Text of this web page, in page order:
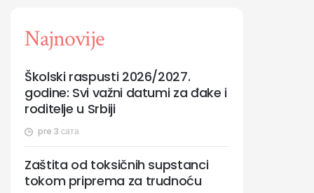
Najnovije
pre 3 сата
Školski raspusti 2026/2027.
godine: Svi važni datumi za đake i
roditelje u Srbiji
Zaštita od toksičnih supstanci
tokom priprema za trudnoću